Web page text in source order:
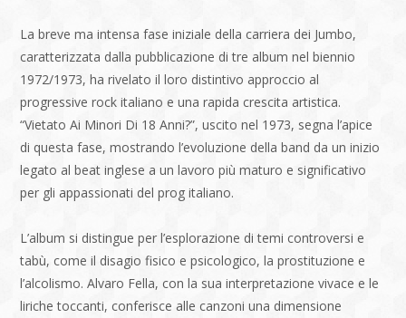
La breve ma intensa fase iniziale della carriera dei Jumbo,
caratterizzata dalla pubblicazione di tre album nel biennio
1972/1973, ha rivelato il loro distintivo approccio al
progressive rock italiano e una rapida crescita artistica.
“Vietato Ai Minori Di 18 Anni?”, uscito nel 1973, segna l’apice
di questa fase, mostrando l’evoluzione della band da un inizio
legato al beat inglese a un lavoro più maturo e significativo
per gli appassionati del prog italiano.
L’album si distingue per l’esplorazione di temi controversi e
tabù, come il disagio fisico e psicologico, la prostituzione e
l’alcolismo. Alvaro Fella, con la sua interpretazione vivace e le
liriche toccanti, conferisce alle canzoni una dimensione